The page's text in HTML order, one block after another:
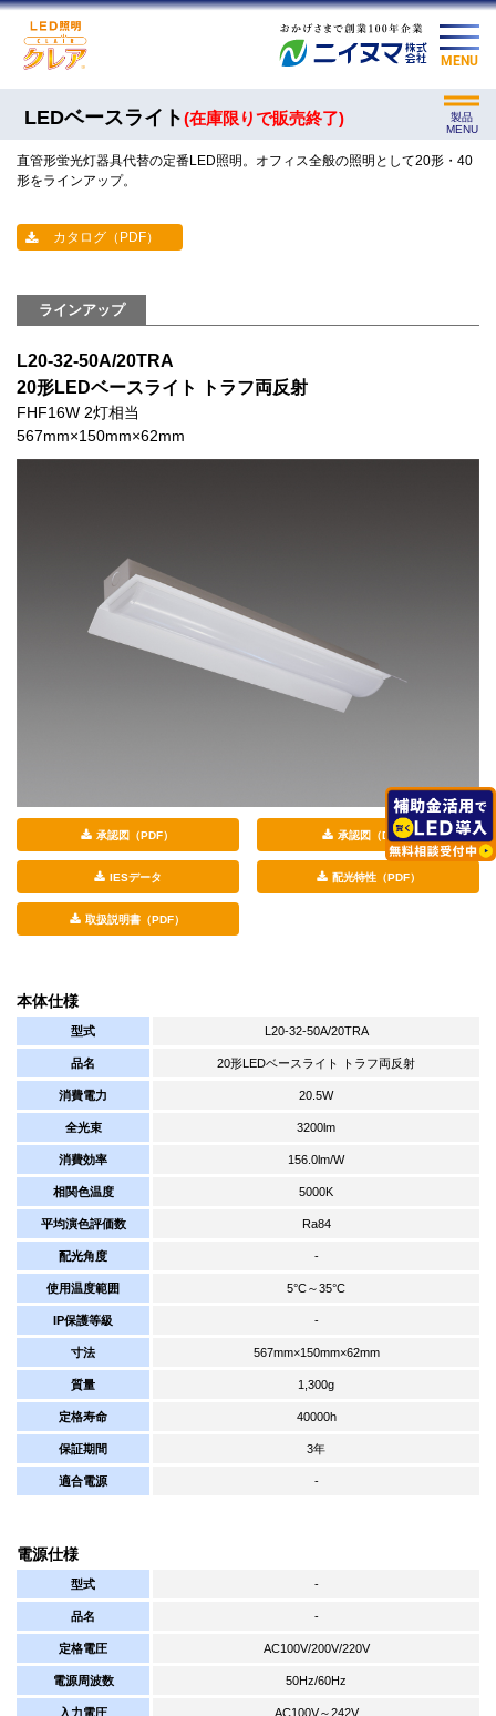
MENU
LEDベースライト(在庫限りで販売終了)
製品
MENU
直管形蛍光灯器具代替の定番LED照明。オフィス全般の照明として20形・40
形をラインアップ。
カタログ（PDF）
ラインアップ
L20-32-50A/20TRA
20形LEDベースライト トラフ両反射
FHF16W 2灯相当
567mm×150mm×62mm
承認図（PDF） 承認図（DXF）
IESデータ 配光特性（PDF）
取扱説明書（PDF）
本体仕様
型式 L20-32-50A/20TRA
品名 20形LEDベースライト トラフ両反射
消費電力 20.5W
全光束 3200lm
消費効率 156.0lm/W
相関色温度 5000K
平均演色評価数 Ra84
配光角度 -
使用温度範囲 5°C～35°C
IP保護等級 -
寸法 567mm×150mm×62mm
質量 1,300g
定格寿命 40000h
保証期間 3年
適合電源 -
電源仕様
型式 -
品名 -
定格電圧 AC100V/200V/220V
電源周波数 50Hz/60Hz
入力電圧 AC100V～242V